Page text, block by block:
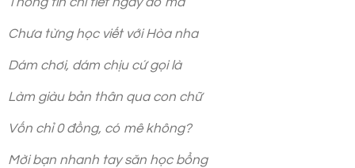
Chưa từng học viết với Hòa nha
Dám chơi, dám chịu cứ gọi là
Làm giàu bản thân qua con chữ
Vốn chỉ 0 đồng, có mê không?
Mời bạn nhanh tay săn học bổng